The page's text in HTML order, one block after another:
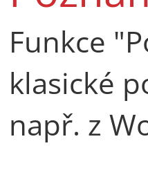
Funkce
klasické
např. z